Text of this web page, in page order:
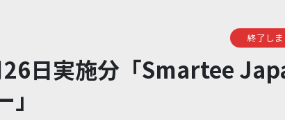
終了し
日実施分「Smartee